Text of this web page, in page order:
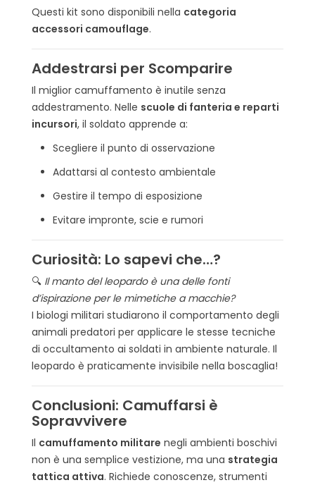
Questi kit sono disponibili nella categoria
accessori camouflage.
Addestrarsi per Scomparire
Il miglior camuffamento è inutile senza
addestramento. Nelle scuole di fanteria e reparti
incursori, il soldato apprende a:
Scegliere il punto di osservazione
Adattarsi al contesto ambientale
Gestire il tempo di esposizione
Evitare impronte, scie e rumori
Curiosità: Lo sapevi che…?
🔍 Il manto del leopardo è una delle fonti
d’ispirazione per le mimetiche a macchie?
I biologi militari studiarono il comportamento degli
animali predatori per applicare le stesse tecniche
di occultamento ai soldati in ambiente naturale. Il
leopardo è praticamente invisibile nella boscaglia!
Conclusioni: Camuffarsi è
Sopravvivere
Il camuffamento militare negli ambienti boschivi
non è una semplice vestizione, ma una strategia
tattica attiva. Richiede conoscenze, strumenti